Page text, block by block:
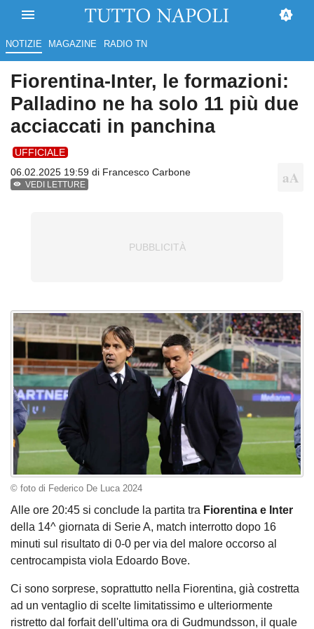
NOTIZIE MAGAZINE RADIO TN
Fiorentina-Inter, le formazioni:
Palladino ne ha solo 11 più due
acciaccati in panchina
UFFICIALE
06.02.2025 19:59 di Francesco Carbone
VEDI LETTURE
© foto di Federico De Luca 2024
Alle ore 20:45 si conclude la partita tra Fiorentina e Inter
della 14^ giornata di Serie A, match interrotto dopo 16
minuti sul risultato di 0-0 per via del malore occorso al
centrocampista viola Edoardo Bove.
Ci sono sorprese, soprattutto nella Fiorentina, già costretta
ad un ventaglio di scelte limitatissimo e ulteriormente
ristretto dal forfait dell'ultima ora di Gudmundsson, il quale